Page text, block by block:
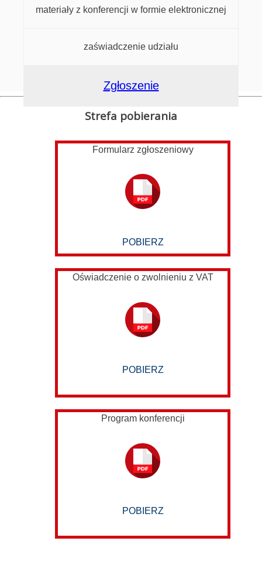
materiały z konferencji w formie elektronicznej
zaświadczenie udziału
Zgłoszenie
Strefa pobierania
Formularz zgłoszeniowy
POBIERZ
Oświadczenie o zwolnieniu z VAT
POBIERZ
Program konferencji
POBIERZ